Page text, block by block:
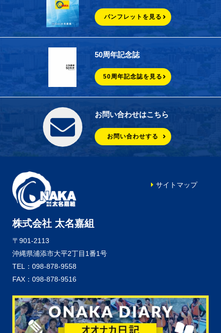
パンフレットを見る
50周年記念誌
50周年記念誌を見る
お問い合わせはこちら
お問い合わせする
株式会社 太名嘉組
〒901-2113
沖縄県浦添市大平2丁目1番1号
TEL：098-878-9558
FAX：098-878-9516
サイトマップ